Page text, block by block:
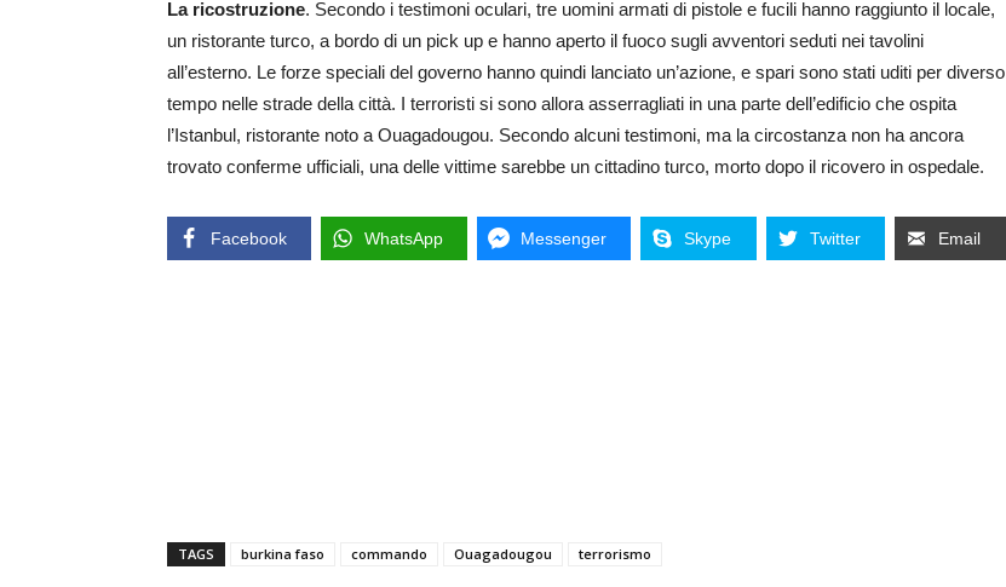
La ricostruzione. Secondo i testimoni oculari, tre uomini armati di pistole e fucili hanno raggiunto il locale,
un ristorante turco, a bordo di un pick up e hanno aperto il fuoco sugli avventori seduti nei tavolini
all’esterno. Le forze speciali del governo hanno quindi lanciato un’azione, e spari sono stati uditi per diverso
tempo nelle strade della città. I terroristi si sono allora asserragliati in una parte dell’edificio che ospita
l’Istanbul, ristorante noto a Ouagadougou. Secondo alcuni testimoni, ma la circostanza non ha ancora
trovato conferme ufficiali, una delle vittime sarebbe un cittadino turco, morto dopo il ricovero in ospedale.
Facebook WhatsApp Messenger Skype Twitter Email
TAGS burkina faso commando Ouagadougou terrorismo